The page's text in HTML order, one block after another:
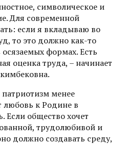
символическое и
Для современной
если я вкладываю во
то это должно как-то
формах. Есть
оценка труда, – начинает
менее
любовь к Родине в
Если общество хочет
трудолюбивой и
должно создавать среду,